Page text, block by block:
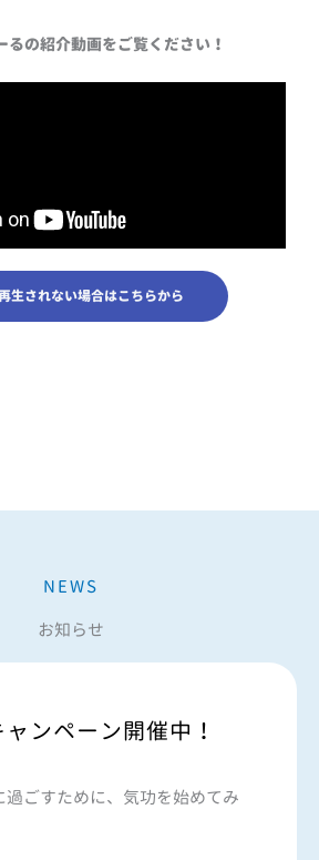
るの紹介動画をご覧ください！
生されない場合はこちらから
NEWS
お知らせ
ンペーン開催中！
過ごすために、気功を始めてみ